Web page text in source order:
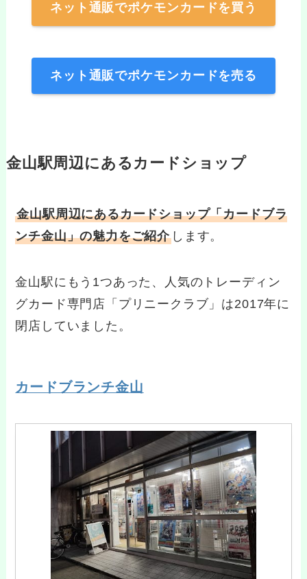
ネット通販でポケモンカードを買う
ネット通販でポケモンカードを売る
金山駅周辺にあるカードショップ
金山駅周辺にあるカードショップ「カードブラ
ンチ金山」の魅力をご紹介 します。
金山駅にもう1つあった、人気のトレーディン
グカード専門店「プリニークラブ」は2017年に
閉店していました。
カードブランチ金山